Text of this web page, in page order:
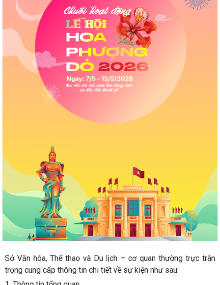
Sở Văn hóa, Thể thao và Du lịch – cơ quan thường trực trân
trọng cung cấp thông tin chi tiết về sự kiện như sau: